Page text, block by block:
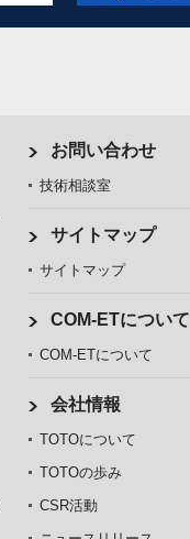
お問い合わせ
技術相談室
サイトマップ
サイトマップ
COM-ETについて
COM-ETについて
会社情報
TOTOについて
TOTOの歩み
CSR活動